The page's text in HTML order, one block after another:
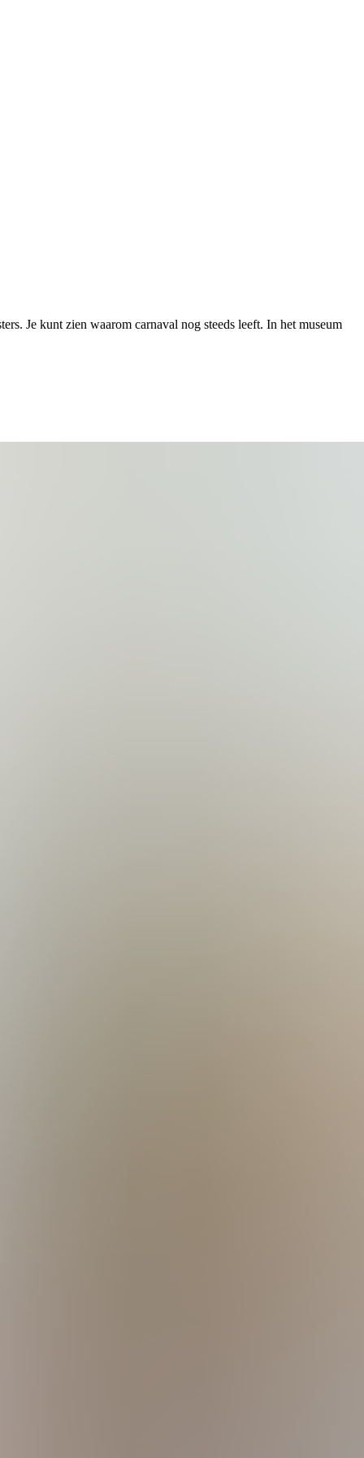
Je kunt zien waarom carnaval nog steeds leeft. In het museum